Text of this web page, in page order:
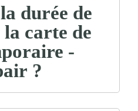
durée de
carte de
-
?